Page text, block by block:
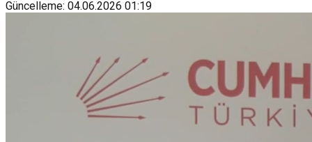
Güncelleme: 04.06.2026 01:19